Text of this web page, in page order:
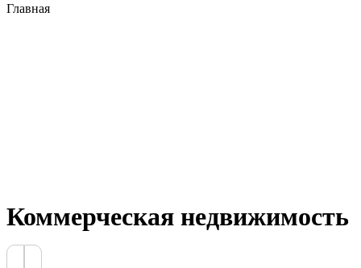
Главная
Коммерческая недвижимость